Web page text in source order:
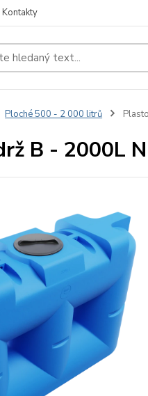
Kontakty
Ploché 500 - 2 000 litrů
B - 2000L